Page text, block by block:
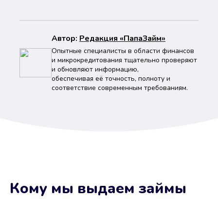
Автор: Peдaкция «ПапаЗайм»
Опытные специалисты в области финансов
и микрокредитования тщательно проверяют
и обновляют информацию,
обеспечивая её точность, полноту и
соответствие современным требованиям.
Кому мы выдаем займы